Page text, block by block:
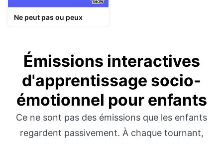
Ne peut pas ou peux
Émissions interactives
d'apprentissage socio-
émotionnel pour enfants
Ce ne sont pas des émissions que les enfants
regardent passivement. À chaque tournant,